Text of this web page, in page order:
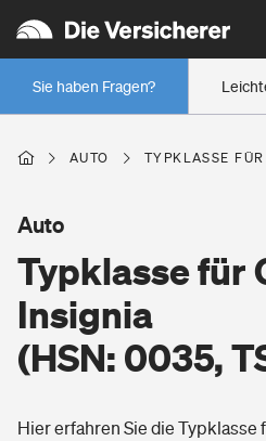
Sie haben Fragen?
Wer versichert was: Jetzt
Regionalklassen: So ist Ihre
Wer versichert was: Jetzt
Berufsunfähigkeitsversicherung
Erwerbsunfähigkeitsversicherung
Wohnen
Wohngebäudeversicherung
Hausratversicherung
AUTO TYPKLASSE
Typklasse für
Insignia
(HSN: 0035,
Auto
Hier erfahren Sie die Typklasse